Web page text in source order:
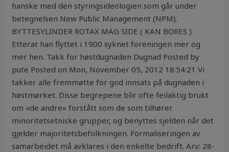
hanske med den styringsideologien som går under
betegnelsen New Public Management (NPM).
BYTTESYLINDER ROTAX MAG SIDE ( KAN BORES )
Etterat han flyttet i 1900 syknet foreningen mer og
mer hen. Takk for høstdugnaden Dugnad Posted by
pute Posted on Mon, November 05, 2012 18:54:21 Vi
takker alle fremmøtte for god innsats på dugnaden i
høstmørket. Disse begrepene blir ofte feilaktig brukt
om «de andre» forstått som de som tilhører
minoritetsetniske grupper, og benyttes sjelden når det
gjelder majoritetsbefolkningen. Formaliseringen av
samarbeidet må avklares i den enkelte bedrift. Arv: 28-